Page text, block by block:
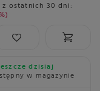
z ostatnich 30 dni:
dzisiaj
w magazynie